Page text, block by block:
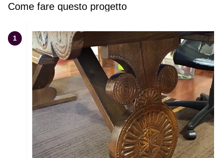
Come fare questo progetto
1